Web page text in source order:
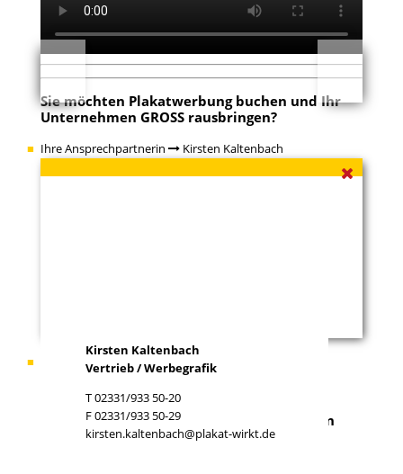
Sie möchten Plakatwerbung buchen und Ihr
Unternehmen GROSS rausbringen?
Ihre Ansprechpartnerin Kirsten Kaltenbach
Kirsten Kaltenbach
Vertrieb / Werbegrafik
T 02331/933 50-20
F 02331/933 50-29
kirsten.kaltenbach@plakat-wirkt.de
Ihr Ansprechpartner Gabriel Otto
Sie haben ein Grundstück zu vermieten, an
dem wir unsere Werbeflächen errichten